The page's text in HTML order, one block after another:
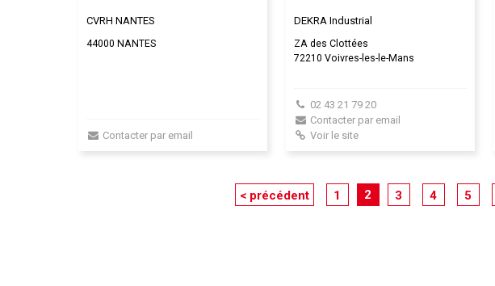
CVRH NANTES
44000 NANTES
Contacter par email
DEKRA Industrial
ZA des Clottées
72210 Voivres-les-le-Mans
02 43 21 79 20
Contacter par email
Voir le site
< précédent 1 2 3 4 5